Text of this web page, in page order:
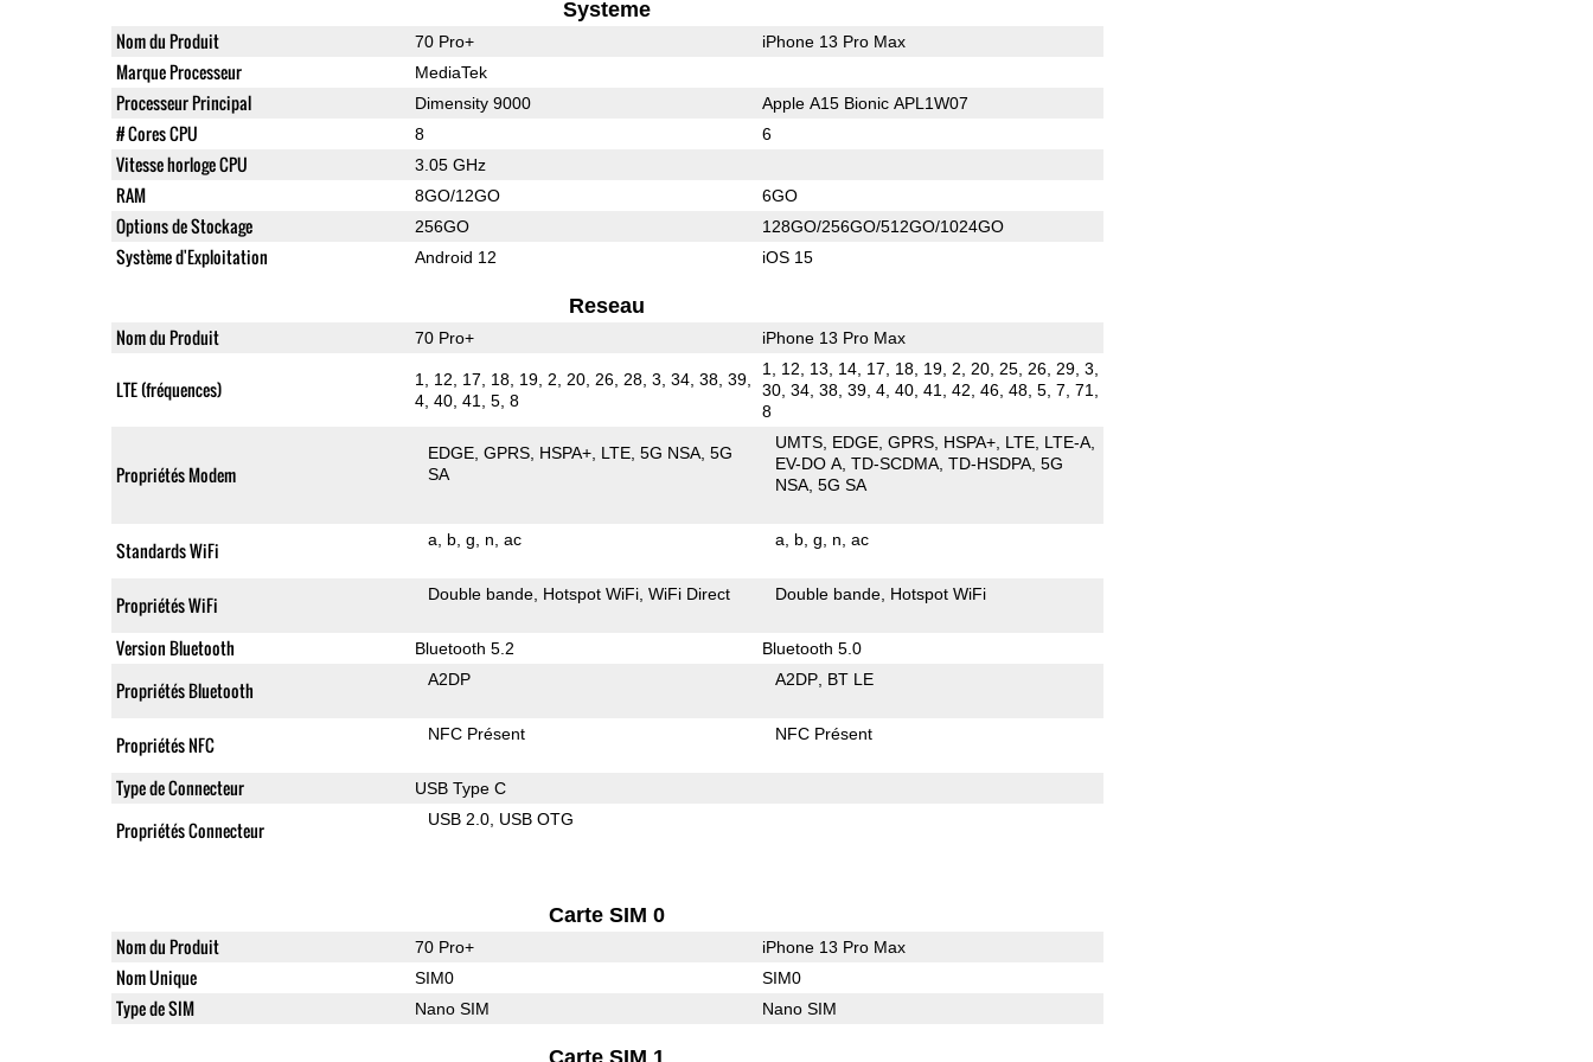
Systeme
Nom du Produit 70 Pro+ iPhone 13 Pro Max
Marque Processeur MediaTek
Processeur Principal Dimensity 9000 Apple A15 Bionic APL1W07
# Cores CPU 8 6
Vitesse horloge CPU 3.05 GHz
RAM 8GO/12GO 6GO
Options de Stockage 256GO 128GO/256GO/512GO/1024GO
Système d'Exploitation Android 12 iOS 15
Reseau
Nom du Produit 70 Pro+ iPhone 13 Pro Max
LTE (fréquences)
1, 12, 17, 18, 19, 2, 20, 26, 28, 3, 34, 38, 39,
4, 40, 41, 5, 8
1, 12, 13, 14, 17, 18, 19, 2, 20, 25, 26, 29, 3,
30, 34, 38, 39, 4, 40, 41, 42, 46, 48, 5, 7, 71,
8
Propriétés Modem
EDGE GPRS HSPA+ LTE 5G NSA 5G
SA
UMTS EDGE GPRS HSPA+ LTE LTE-A
EV-DO A TD-SCDMA TD-HSDPA 5G
NSA 5G SA
Standards WiFi a b g n ac a b g n ac
Propriétés WiFi Double bande Hotspot WiFi WiFi Direct Double bande Hotspot WiFi
Version Bluetooth Bluetooth 5.2 Bluetooth 5.0
Propriétés Bluetooth A2DP A2DP BT LE
Propriétés NFC NFC Présent NFC Présent
Type de Connecteur USB Type C
Propriétés Connecteur USB 2.0 USB OTG
Carte SIM 0
Nom du Produit 70 Pro+ iPhone 13 Pro Max
Nom Unique SIM0 SIM0
Type de SIM Nano SIM Nano SIM
Carte SIM 1